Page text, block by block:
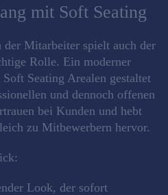
mit Soft Seating
der Mitarbeiter spielt auch der
Rolle. Ein moderner
Seating Arealen gestaltet
und dennoch offenen
bei Kunden und hebt
zu Mitbewerbern hervor.
Look, der sofort